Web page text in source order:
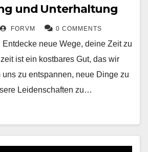
und Unterhaltung
FORVM 0 COMMENTS
Entdecke neue Wege, deine Zeit zu
ist ein kostbares Gut, das wir
uns zu entspannen, neue Dinge zu
Leidenschaften zu…